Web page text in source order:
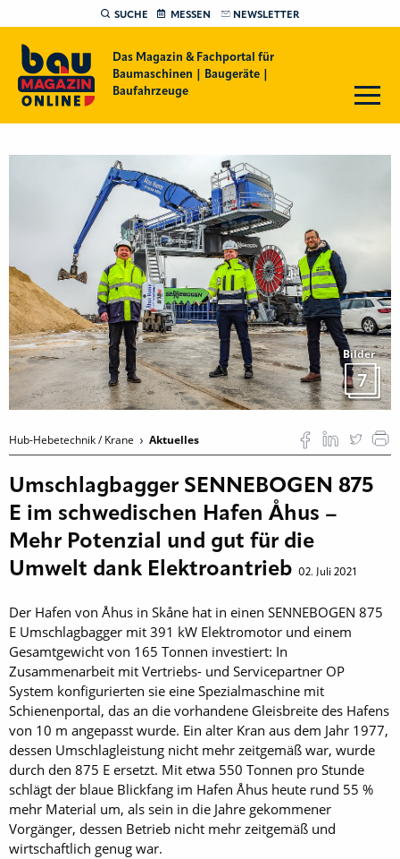
SUCHE MESSEN NEWSLETTER
Das Magazin & Fachportal für
Baumaschinen | Baugeräte |
Baufahrzeuge
Bilder
7
Hub-Hebetechnik / Krane Aktuelles
Umschlagbagger SENNEBOGEN 875
E im schwedischen Hafen Åhus –
Mehr Potenzial und gut für die
Umwelt dank Elektroantrieb 02. Juli 2021
Der Hafen von Åhus in Skåne hat in einen SENNEBOGEN 875
E Umschlagbagger mit 391 kW Elektromotor und einem
Gesamtgewicht von 165 Tonnen investiert: In
Zusammenarbeit mit Vertriebs- und Servicepartner OP
System konfigurierten sie eine Spezialmaschine mit
Schienenportal, das an die vorhandene Gleisbreite des Hafens
von 10 m angepasst wurde. Ein alter Kran aus dem Jahr 1977,
dessen Umschlagleistung nicht mehr zeitgemäß war, wurde
durch den 875 E ersetzt. Mit etwa 550 Tonnen pro Stunde
schlägt der blaue Blickfang im Hafen Åhus heute rund 55 %
mehr Material um, als sein in die Jahre gekommener
Vorgänger, dessen Betrieb nicht mehr zeitgemäß und
wirtschaftlich genug war.